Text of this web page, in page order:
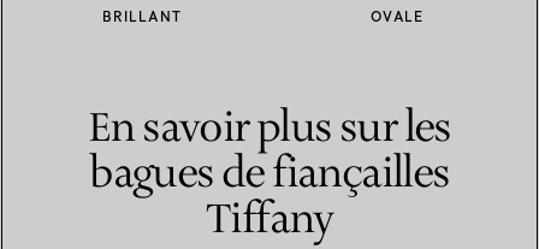
BRILLANT OVALE
En savoir plus sur les
bagues de fiançailles
Tiffany